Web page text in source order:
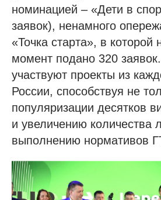
номинацией – «Дети в
заявок), ненамного
«Точка старта», в которой
момент подано 320
участвуют проекты из
России, способствуя не
популяризации десятков
и увеличению количества
выполнению нормативов